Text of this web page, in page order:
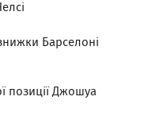
Барселоні
позиції Джошуа